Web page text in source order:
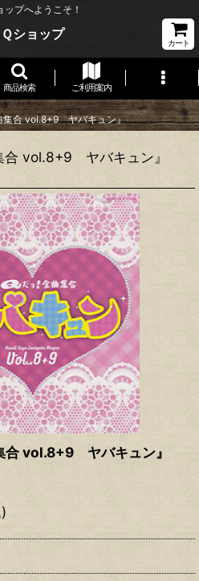
ップへようこそ！
ショップ
カート
商品検索 ご利用案内
集合 vol.8+9 ヤバキュン』
合 vol.8+9 ヤバキュン』
合 vol.8+9 ヤバキュン』